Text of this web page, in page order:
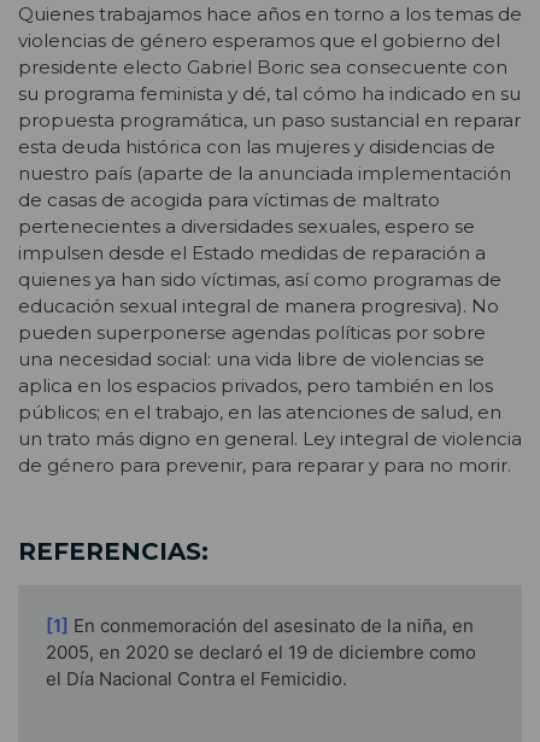
Quienes trabajamos hace años en torno a los temas de
violencias de género esperamos que el gobierno del
presidente electo Gabriel Boric sea consecuente con
su programa feminista y dé, tal cómo ha indicado en su
propuesta programática, un paso sustancial en reparar
esta deuda histórica con las mujeres y disidencias de
nuestro país (aparte de la anunciada implementación
de casas de acogida para víctimas de maltrato
pertenecientes a diversidades sexuales, espero se
impulsen desde el Estado medidas de reparación a
quienes ya han sido víctimas, así como programas de
educación sexual integral de manera progresiva). No
pueden superponerse agendas políticas por sobre
una necesidad social: una vida libre de violencias se
aplica en los espacios privados, pero también en los
públicos; en el trabajo, en las atenciones de salud, en
un trato más digno en general. Ley integral de violencia
de género para prevenir, para reparar y para no morir.
REFERENCIAS:
[1] En conmemoración del asesinato de la niña, en
2005, en 2020 se declaró el 19 de diciembre como
el Día Nacional Contra el Femicidio.